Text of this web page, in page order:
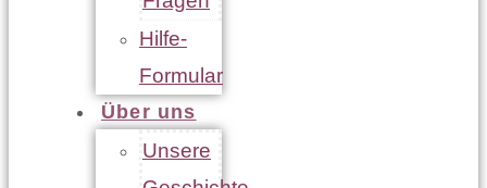
Hilfe-
Formular
Über uns
Unsere